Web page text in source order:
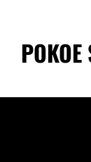
POKOE